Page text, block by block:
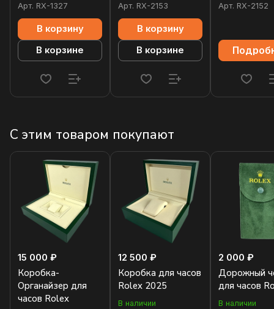
Арт. RX-1327
В корзину
В корзине
Арт. RX-2153
В корзину
В корзине
Арт. RX-2152
С этим товаром покупают
15 000 ₽
Коробка-
Органайзер для
часов Rolex
12 500 ₽
Коробка для часов
Rolex 2025
В наличии
2 000 ₽
Дорожный
для часов
В наличии